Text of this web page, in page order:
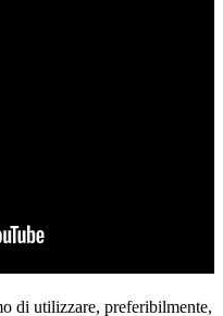
di utilizzare, preferibilmente,